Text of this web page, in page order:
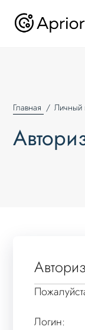
Главная Личный
Логин: